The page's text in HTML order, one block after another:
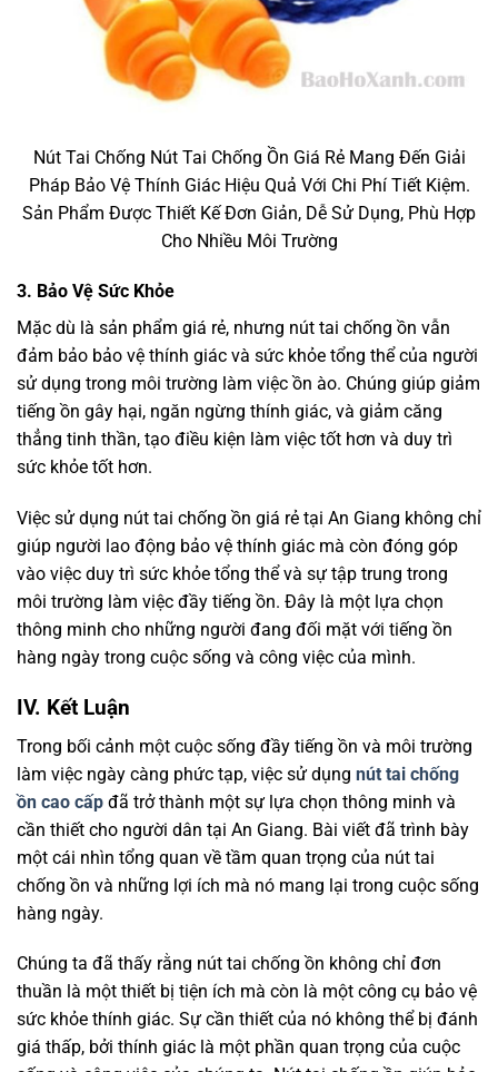
Nút Tai Chống Nút Tai Chống Ồn Giá Rẻ Mang Đến Giải
Pháp Bảo Vệ Thính Giác Hiệu Quả Với Chi Phí Tiết Kiệm.
Sản Phẩm Được Thiết Kế Đơn Giản, Dễ Sử Dụng, Phù Hợp
Cho Nhiều Môi Trường
3. Bảo Vệ Sức Khỏe
Mặc dù là sản phẩm giá rẻ, nhưng nút tai chống ồn vẫn
đảm bảo bảo vệ thính giác và sức khỏe tổng thể của người
sử dụng trong môi trường làm việc ồn ào. Chúng giúp giảm
tiếng ồn gây hại, ngăn ngừng thính giác, và giảm căng
thẳng tinh thần, tạo điều kiện làm việc tốt hơn và duy trì
sức khỏe tốt hơn.
Việc sử dụng nút tai chống ồn giá rẻ tại An Giang không chỉ
giúp người lao động bảo vệ thính giác mà còn đóng góp
vào việc duy trì sức khỏe tổng thể và sự tập trung trong
môi trường làm việc đầy tiếng ồn. Đây là một lựa chọn
thông minh cho những người đang đối mặt với tiếng ồn
hàng ngày trong cuộc sống và công việc của mình.
IV. Kết Luận
Trong bối cảnh một cuộc sống đầy tiếng ồn và môi trường
làm việc ngày càng phức tạp, việc sử dụng nút tai chống
ồn cao cấp đã trở thành một sự lựa chọn thông minh và
cần thiết cho người dân tại An Giang. Bài viết đã trình bày
một cái nhìn tổng quan về tầm quan trọng của nút tai
chống ồn và những lợi ích mà nó mang lại trong cuộc sống
hàng ngày.
Chúng ta đã thấy rằng nút tai chống ồn không chỉ đơn
thuần là một thiết bị tiện ích mà còn là một công cụ bảo vệ
sức khỏe thính giác. Sự cần thiết của nó không thể bị đánh
giá thấp, bởi thính giác là một phần quan trọng của cuộc